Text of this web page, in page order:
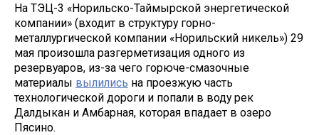
На ТЭЦ-3 «Норильско-Таймырской энергетической
компании» (входит в структуру горно-
металлургической компании «Норильский никель») 29
мая произошла разгерметизация одного из
резервуаров, из-за чего горюче-смазочные
материалы вылились на проезжую часть
технологической дороги и попали в воду рек
Далдыкан и Амбарная, которая впадает в озеро
Пясино.